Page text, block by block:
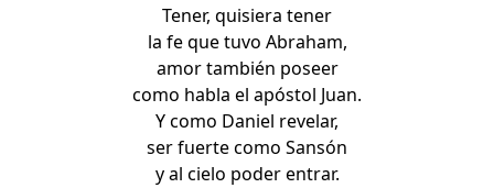
Tener, quisiera tener
la fe que tuvo Abraham,
amor también poseer
como habla el apóstol Juan.
Y como Daniel revelar,
ser fuerte como Sansón
y al cielo poder entrar.